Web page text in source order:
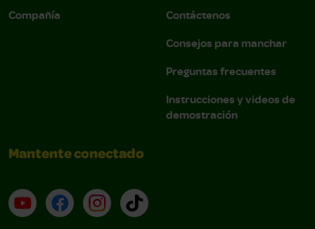
Compañía
Contáctenos
Consejos para manchar
Preguntas frecuentes
Instrucciones y videos de
demostración
Mantente conectado
YouTube (en inglés)
Facebook (en inglés)
Instagram (en inglés)
TikTok